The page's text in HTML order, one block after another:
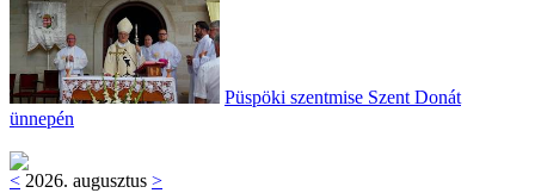
Püspöki szentmise Szent Donát
ünnepén
< 2026. augusztus >